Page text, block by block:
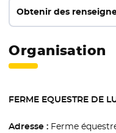
Obtenir des
Organisation
FERME EQUESTRE DE
Adresse : Ferme